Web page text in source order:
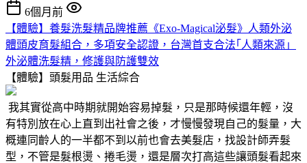
6個月前
【體驗】養髮洗髮精品牌推薦《Exo-Magical泌髮》人類外泌
體頭皮育髮組合，多項安全認證，台灣首支合法｢人類來源」
外泌體洗髮精，修護與防護雙效
【體驗】頭髮用品 生活綜合
我其實從高中時期就開始容易掉髮，只是那時候還年輕，沒
有特別放在心上直到出社會之後，才慢慢發現自己的髮量，大
概連同齡人的一半都不到以前也會去美髮店，找設計師弄髮
型，不管是髮根燙、捲毛燙，還是層次打高這些讓頭髮看起來